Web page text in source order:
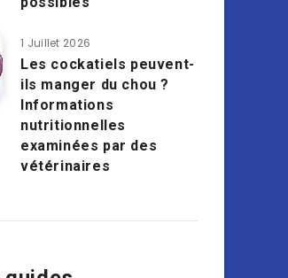
1 Juillet 2026
Les cockatiels peuvent-
ils manger du chou ?
Informations
nutritionnelles
examinées par des
vétérinaires